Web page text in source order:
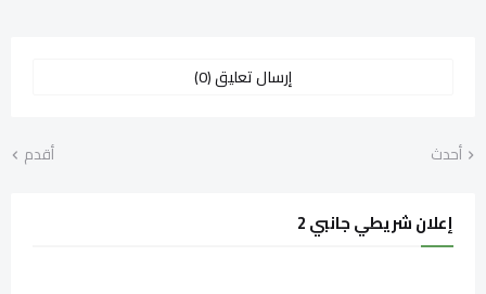
إرسال تعليق (0)
أحدث أقدم
إعلان شريطي جانبي 2